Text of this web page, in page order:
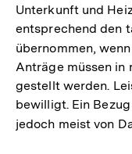
Unterkunft und
entsprechend den
übernommen,
Anträge müssen in
gestellt werden.
bewilligt. Ein
jedoch meist von